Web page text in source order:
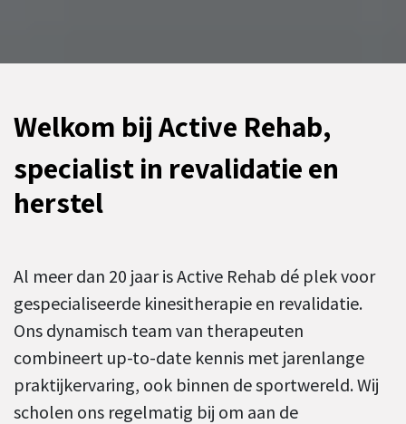
Welkom bij Active Rehab,
specialist in revalidatie en
herstel
Al meer dan 20 jaar is Active Rehab dé plek voor
gespecialiseerde kinesitherapie en revalidatie.
Ons dynamisch team van therapeuten
combineert up-to-date kennis met jarenlange
praktijkervaring, ook binnen de sportwereld. Wij
scholen ons regelmatig bij om aan de